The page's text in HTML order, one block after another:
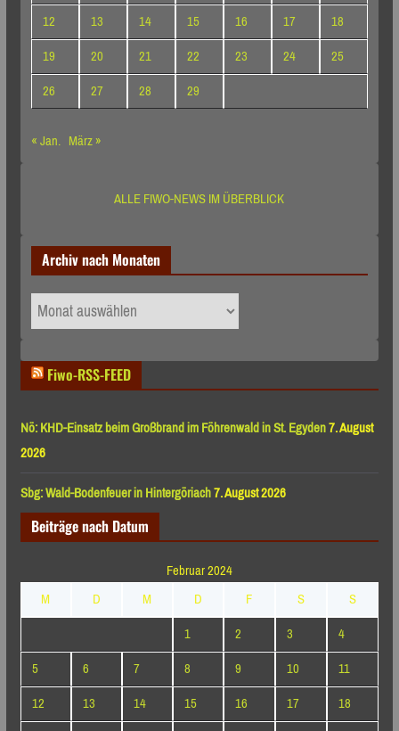
12
13 14 15 16 17
18
19
20 21 22 23 24
25
26
27 28
29
« Jan. März »
ALLE FIWO-NEWS IM ÜBERBLICK
Archiv nach Monaten
Archiv
nach
Fiwo-RSS-FEED
Nö: KHD-Einsatz beim Großbrand im Föhrenwald in St. Egyden7. August
2026
Sbg: Wald-Bodenfeuer in Hintergöriach7. August 2026
Beiträge nach Datum
Februar 2024
M
D M D F S
S
1
2 3
4
5
6 7 8 9 10
11
12
13 14 15 16 17
18